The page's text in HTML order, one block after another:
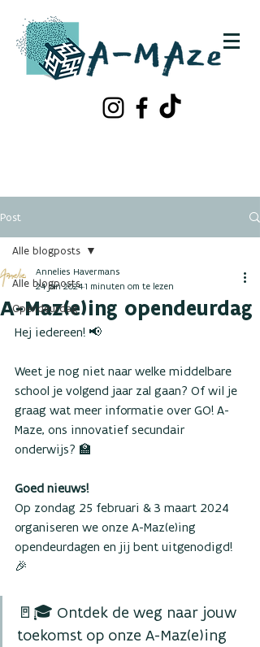
Post
Alle blogposts
Opendeurdag
Alle blogposts
A-Maz(e)ing opendeurdag
Annelies Havermans
24 jan 20241 minuten om te lezen
Hej iedereen! 📢
Weet je nog niet naar welke middelbare
school je volgend jaar zal gaan? Of wil je
graag wat meer informatie over GO! A-
Maze, ons innovatief secundair
onderwijs? 🏫
Goed nieuws!
Op zondag 25 februari & 3 maart 2024
organiseren we onze A-Maz(e)ing
opendeurdagen en jij bent uitgenodigd!
🎉
🚪🎓 Ontdek de weg naar jouw
toekomst op onze A-Maz(e)ing